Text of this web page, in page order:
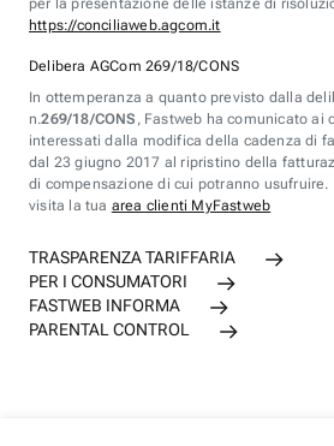
per la presentazione delle istanze di
https://conciliaweb.agcom.it
Delibera AGCom 269/18/CONS
In ottemperanza a quanto previsto dalla
n.269/18/CONS , Fastweb ha comunicato ai
interessati dalla modifica della cadenza di
dal 23 giugno 2017 al ripristino della
di compensazione di cui potranno
visita la tua area clienti MyFastweb
TRASPARENZA TARIFFARIA
PER I CONSUMATORI
FASTWEB INFORMA
PARENTAL CONTROL